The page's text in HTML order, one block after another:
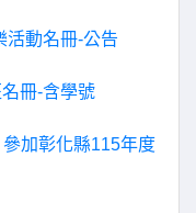
活動名冊-公告
冊-含學號
加彰化縣115年度